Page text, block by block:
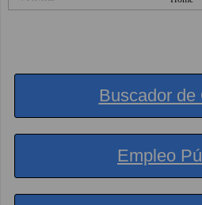
Buscador de
Empleo